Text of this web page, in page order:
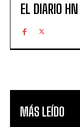
EL DIARIO HN
MÁS LEÍDO